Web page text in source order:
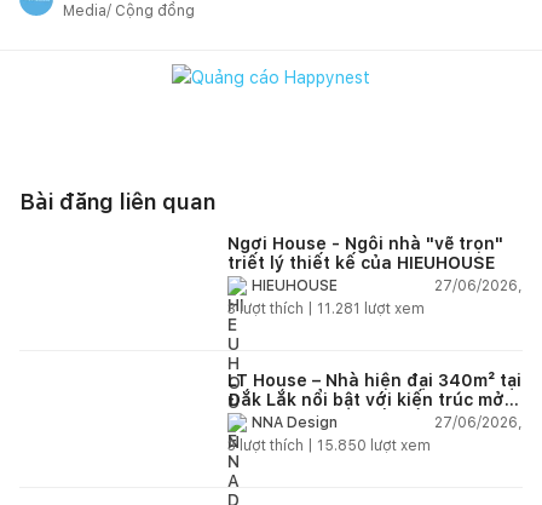
Media/ Cộng đồng
Bài đăng liên quan
Ngơi House - Ngôi nhà "vẽ trọn"
triết lý thiết kế của HIEUHOUSE
HIEUHOUSE
27/06/2026,
3lượt thích | 11.281 lượt xem
LT House – Nhà hiện đại 340m² tại
Đắk Lắk nổi bật với kiến trúc mở
và hệ sân vườn kết nối thiên
nhiên
NNA Design
27/06/2026,
3lượt thích | 15.850 lượt xem